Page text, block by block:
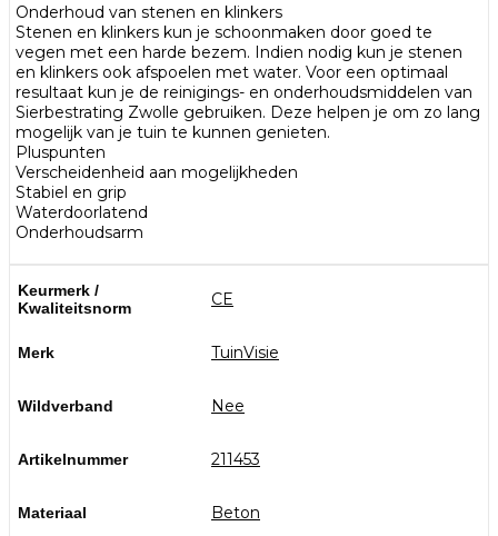
Onderhoud van stenen en klinkers
Stenen en klinkers kun je schoonmaken door goed te
vegen met een harde bezem. Indien nodig kun je stenen
en klinkers ook afspoelen met water. Voor een optimaal
resultaat kun je de reinigings- en onderhoudsmiddelen van
Sierbestrating Zwolle gebruiken. Deze helpen je om zo lang
mogelijk van je tuin te kunnen genieten.
Pluspunten
Verscheidenheid aan mogelijkheden
Stabiel en grip
Waterdoorlatend
Onderhoudsarm
Keurmerk /
Kwaliteitsnorm
CE
Merk TuinVisie
Wildverband Nee
Artikelnummer 211453
Materiaal Beton